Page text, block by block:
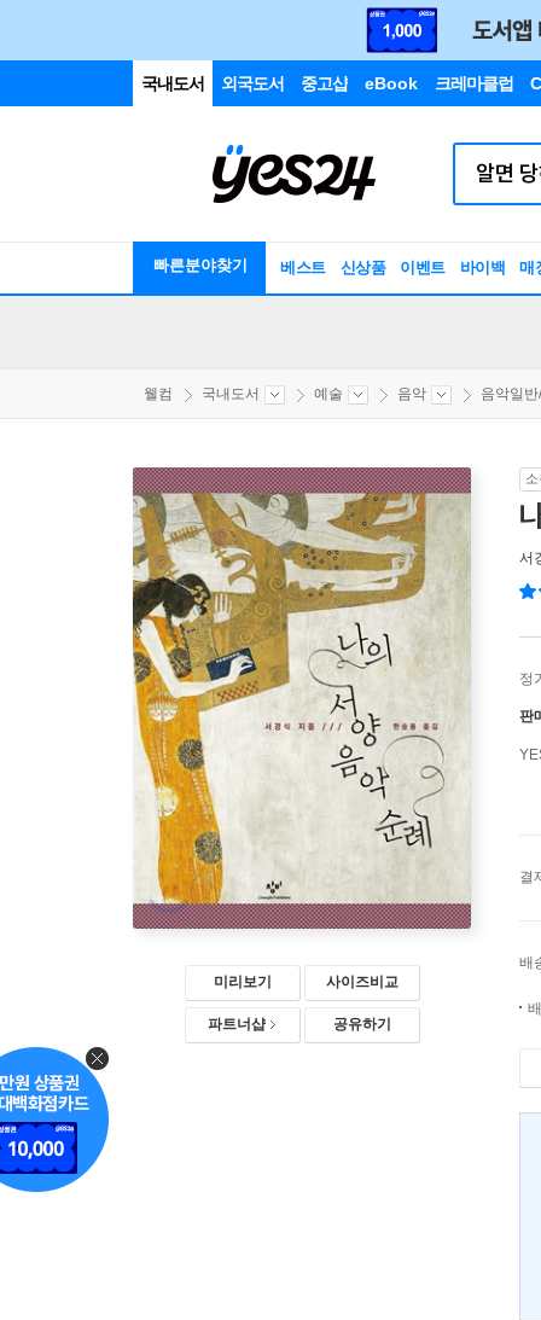
국내도서 외국도서 중고샵 eBook 크레마클럽
빠른분야찾기 베스트 신상품 이벤트 바이백 매
웰컴 국내도서 예술 음악 음악일
미리보기 사이즈비교
파트너샵 공유하기
서
정
판
결
배